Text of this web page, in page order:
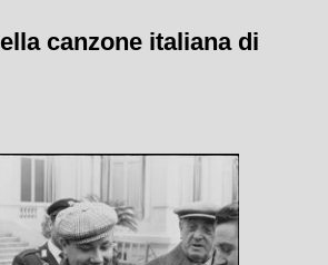
canzone italiana di